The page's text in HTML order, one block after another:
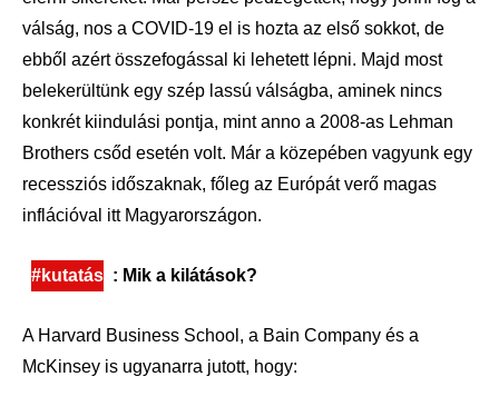
válság, nos a COVID-19 el is hozta az első sokkot, de
ebből azért összefogással ki lehetett lépni. Majd most
belekerültünk egy szép lassú válságba, aminek nincs
konkrét kiindulási pontja, mint anno a 2008-as Lehman
Brothers csőd esetén volt. Már a közepében vagyunk egy
recessziós időszaknak, főleg az Európát verő magas
inflációval itt Magyarországon.
#kutatás : Mik a kilátások?
A Harvard Business School, a Bain Company és a
McKinsey is ugyanarra jutott, hogy: